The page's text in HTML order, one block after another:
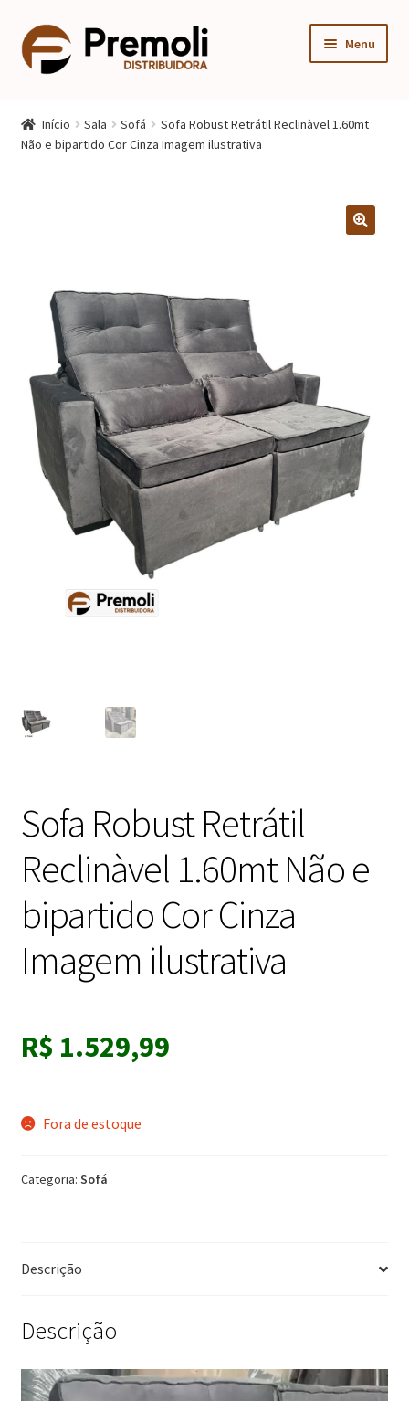
Pular
para
navegação
Pular
para
Menu
menu
Quarto
menu
Fogão
Multiuso
Mesa Gamer
Início Sala Sofá
Sofa Robust Retrátil Reclinàvel 1.60mt
Não e bipartido Cor Cinza Imagem ilustrativa
Sofa Robust Retrátil
Reclinàvel 1.60mt Não e
bipartido Cor Cinza
Imagem ilustrativa
R$ 1.529,99
Fora de estoque
Categoria: Sofá
Descrição
Descrição
Tocador